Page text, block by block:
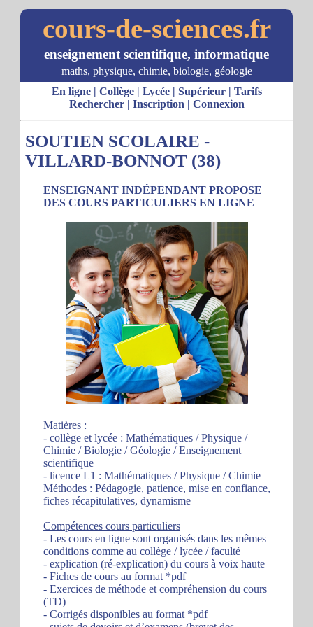
cours-de-sciences.fr
enseignement scientifique, informatique
maths, physique, chimie, biologie, géologie
En ligne| Collège| Lycée| Supérieur| Tarifs
Rechercher| Inscription | Connexion
SOUTIEN SCOLAIRE -
VILLARD-BONNOT (38)
ENSEIGNANT INDÉPENDANT PROPOSE
DES COURS PARTICULIERS EN LIGNE
Matières :
- collège et lycée : Mathématiques / Physique /
Chimie / Biologie / Géologie / Enseignement
scientifique
- licence L1 : Mathématiques / Physique / Chimie
Méthodes : Pédagogie, patience, mise en confiance,
fiches récapitulatives, dynamisme
Compétences cours particuliers
- Les cours en ligne sont organisés dans les mêmes
conditions comme au collège / lycée / faculté
- explication (ré-explication) du cours à voix haute
- Fiches de cours au format *pdf
- Exercices de méthode et compréhension du cours
(TD)
- Corrigés disponibles au format *pdf